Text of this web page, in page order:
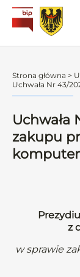
Strona główna >
Uchwała Nr 43/
Uchwała
zakupu
z
w sprawie